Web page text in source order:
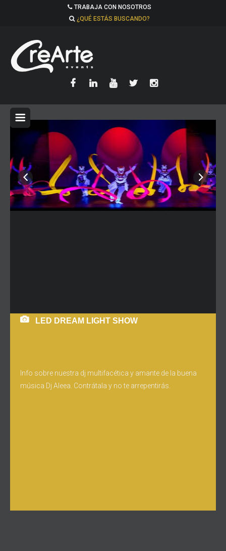
TRABAJA CON NOSOTROS
¿QUÉ ESTÁS BUSCANDO?
LED DREAM LIGHT SHOW
Info sobre nuestra dj multifacética y amante de la buena
música Dj Aleea. Contrátala y no te arrepentirás.